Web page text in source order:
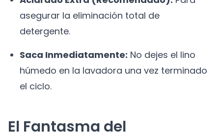
asegurar la eliminación total de
detergente.
Saca Inmediatamente: No dejes el lino
húmedo en la lavadora una vez terminado
el ciclo.
El Fantasma del